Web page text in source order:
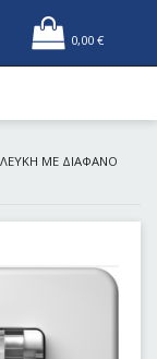
0,00 €
ME ΔΙΑΦΑΝΟ